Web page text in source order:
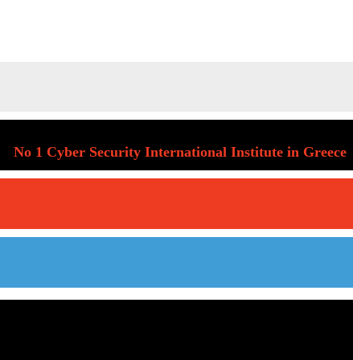
No 1 Cyber Security International Institute in Greece